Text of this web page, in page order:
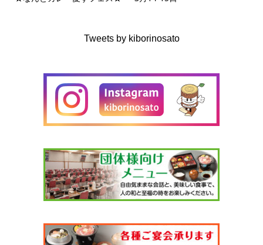
Tweets by kiborinosato